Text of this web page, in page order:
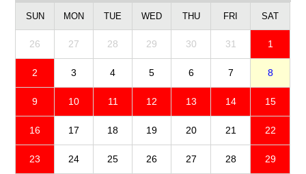
SUN MON TUE WED THU FRI SAT
26 27 28 29 30 31 1
2 3 4 5 6 7 8
9 10 11 12 13 14 15
16 17 18 19 20 21 22
23 24 25 26 27 28 29